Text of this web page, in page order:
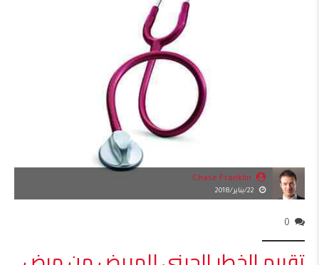
Chase Franklin
22/يناير/2018
0